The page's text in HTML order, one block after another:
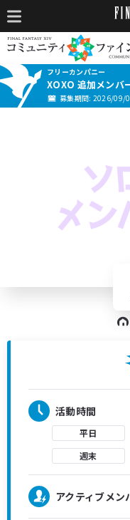
フリーカンパニー
XOXO 追加メンバ
募集期間: 2026/09/
活動時間
平日
週末
アクティブメン